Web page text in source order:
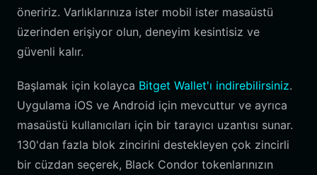
öneririz. Varlıklarınıza ister mobil ister masaüstü
üzerinden erişiyor olun, deneyim kesintisiz ve
güvenli kalır.
Başlamak için kolayca Bitget Wallet'ı indirebilirsiniz.
Uygulama iOS ve Android için mevcuttur ve ayrıca
masaüstü kullanıcıları için bir tarayıcı uzantısı sunar.
130'dan fazla blok zincirini destekleyen çok zincirli
bir cüzdan seçerek, Black Condor tokenlarınızın